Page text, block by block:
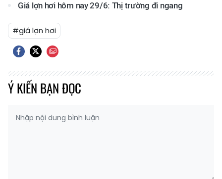
Giá lợn hơi hôm nay 29/6: Thị trường đi ngang
#giá lợn hơi
Ý KIẾN BẠN ĐỌC